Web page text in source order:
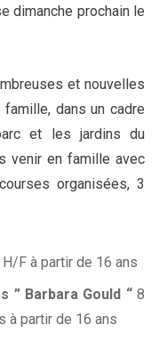
dimanche prochain le
et nouvelles
dans un cadre
et les jardins du
venir en famille avec
organisées, 3
F à partir de 16 ans
” Barbara Gould “8
à partir de 16 ans